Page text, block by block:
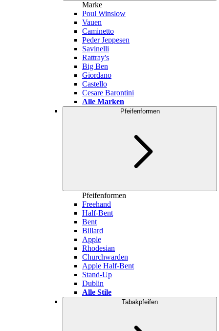
Marke
Poul Winslow
Vauen
Caminetto
Peder Jeppesen
Savinelli
Rattray's
Big Ben
Giordano
Castello
Cesare Barontini
Alle Marken
Pfeifenformen
Pfeifenformen
Freehand
Half-Bent
Bent
Billard
Apple
Rhodesian
Churchwarden
Apple Half-Bent
Stand-Up
Dublin
Alle Stile
Tabakpfeifen